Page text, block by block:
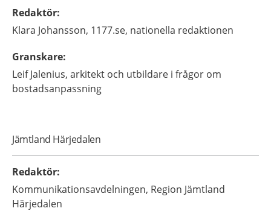
Redaktör:
Klara Johansson, 1177.se, nationella redaktionen
Granskare:
Leif Jalenius, arkitekt och utbildare i frågor om
bostadsanpassning
Jämtland Härjedalen
Redaktör:
Kommunikationsavdelningen, Region Jämtland
Härjedalen